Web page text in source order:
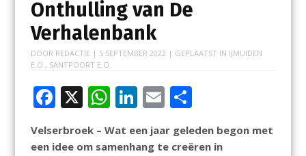
Onthulling van De
Verhalenbank
DOOR REDACTIE | 5 SEPTEMBER 2022 | GEPLAATST IN IJMUIDEN
E.O. , SANTPOORT E.O.
F
ac
e
X W
at
Li
k
E
ai
D
el
e
Velserbroek – Wat een jaar geleden begon met
een idee om samenhang te creëren in